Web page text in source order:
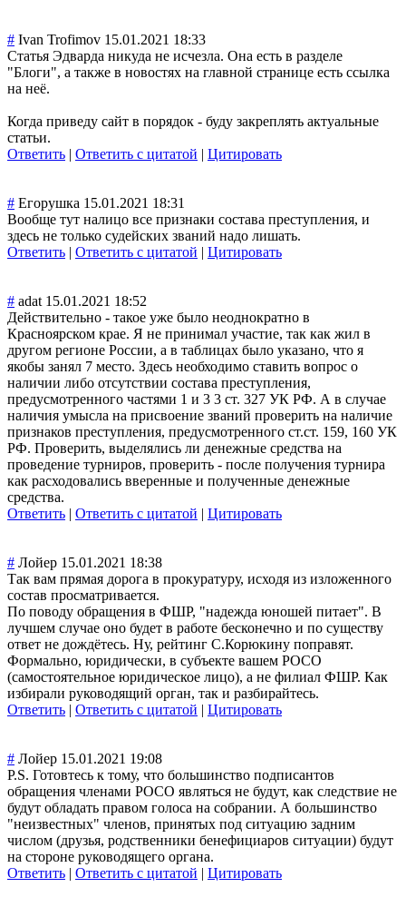
# Ivan Trofimov 15.01.2021 18:33
Статья Эдварда никуда не исчезла. Она есть в разделе
"Блоги", а также в новостях на главной странице есть ссылка
на неё.
Когда приведу сайт в порядок - буду закреплять актуальные
статьи.
Ответить | Ответить с цитатой | Цитировать
# Егорушка 15.01.2021 18:31
Вообще тут налицо все признаки состава преступления, и
здесь не только судейских званий надо лишать.
Ответить | Ответить с цитатой | Цитировать
# adat 15.01.2021 18:52
Действительно - такое уже было неоднократно в
Красноярском крае. Я не принимал участие, так как жил в
другом регионе России, а в таблицах было указано, что я
якобы занял 7 место. Здесь необходимо ставить вопрос о
наличии либо отсутствии состава преступления,
предусмотренного частями 1 и 3 3 ст. 327 УК РФ. А в случае
наличия умысла на присвоение званий проверить на наличие
признаков преступления, предусмотренного ст.ст. 159, 160 УК
РФ. Проверить, выделялись ли денежные средства на
проведение турниров, проверить - после получения турнира
как расходовались вверенные и полученные денежные
средства.
Ответить | Ответить с цитатой | Цитировать
# Лойер 15.01.2021 18:38
Так вам прямая дорога в прокуратуру, исходя из изложенного
состав просматривается.
По поводу обращения в ФШР, "надежда юношей питает". В
лучшем случае оно будет в работе бесконечно и по существу
ответ не дождётесь. Ну, рейтинг С.Корюкину поправят.
Формально, юридически, в субъекте вашем РОСО
(самостоятельное юридическое лицо), а не филиал ФШР. Как
избирали руководящий орган, так и разбирайтесь.
Ответить | Ответить с цитатой | Цитировать
# Лойер 15.01.2021 19:08
P.S. Готовтесь к тому, что большинство подписантов
обращения членами РОСО являться не будут, как следствие не
будут обладать правом голоса на собрании. А большинство
"неизвестных" членов, принятых под ситуацию задним
числом (друзья, родственники бенефициаров ситуации) будут
на стороне руководящего органа.
Ответить | Ответить с цитатой | Цитировать